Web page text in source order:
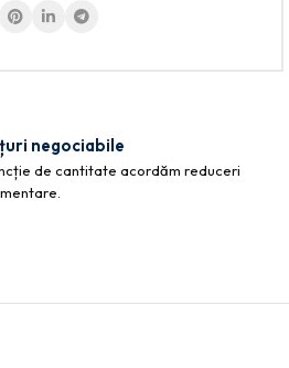
negociabile
de cantitate acordăm reduceri